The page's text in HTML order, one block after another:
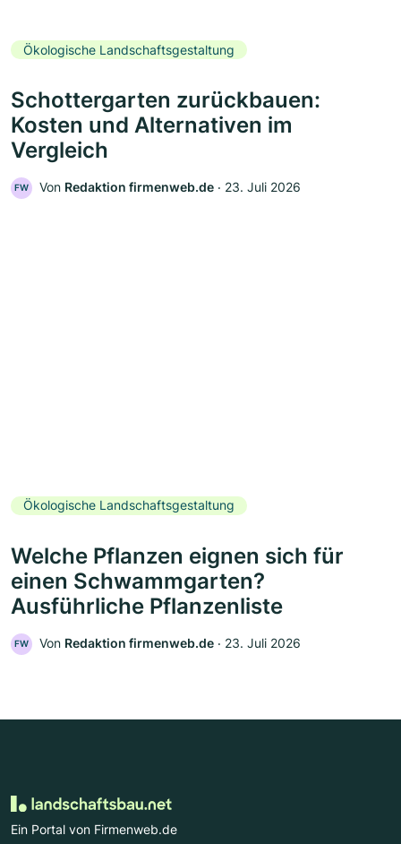
Ökologische Landschaftsgestaltung
Schottergarten zurückbauen:
Kosten und Alternativen im
Vergleich
FW Von Redaktion firmenweb.de ‧ 23. Juli 2026
Ökologische Landschaftsgestaltung
Welche Pflanzen eignen sich für
einen Schwammgarten?
Ausführliche Pflanzenliste
FW Von Redaktion firmenweb.de ‧ 23. Juli 2026
Ein Portal von Firmenweb.de